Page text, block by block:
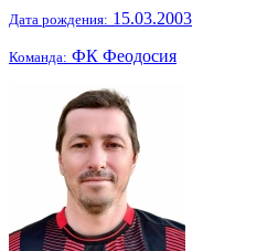
Дата рождения: 15.03.2003
Команда: ФК Феодосия